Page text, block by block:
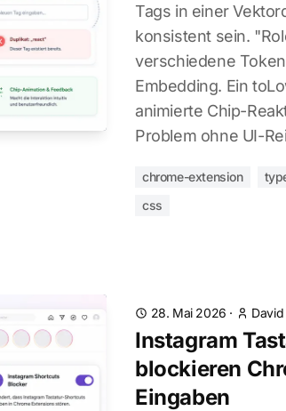
Tags in einer
konsistent sein.
verschiedene
Embedding. Ein
animierte Chip-
Problem ohne UI-
chrome-extension
css
28. Mai 2026 · David
Instagram
blockieren
Eingaben